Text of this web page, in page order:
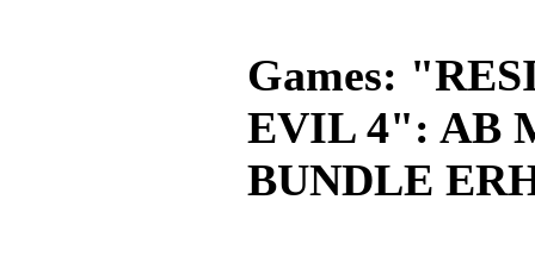
Games:
EVIL 4": AB
BUNDLE